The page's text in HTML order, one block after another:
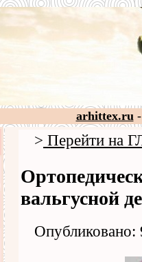
arhittex.ru-
> Перейти на
вальгусной
Опубликовано: